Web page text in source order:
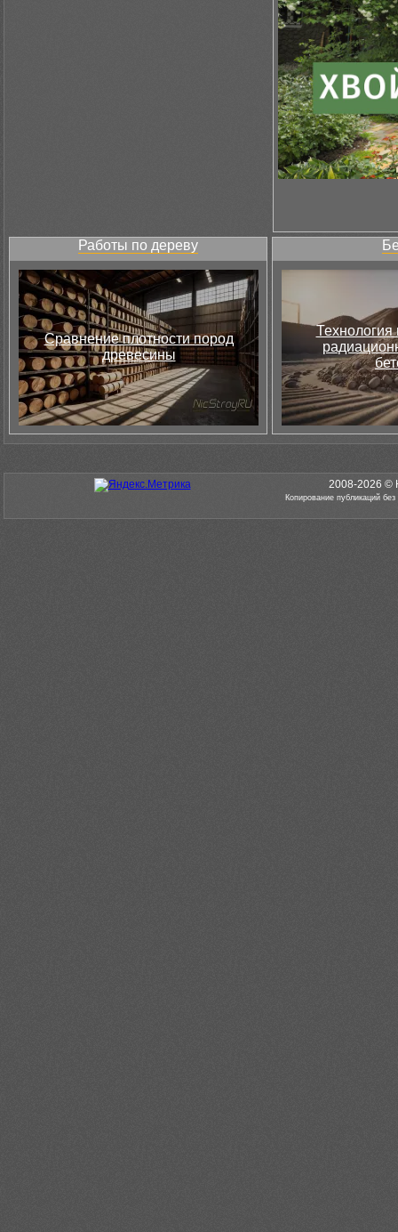
Работы по дереву
Сравнение плотности пород
древесины
Технология
2008-2026 ©
Копирование публикаций